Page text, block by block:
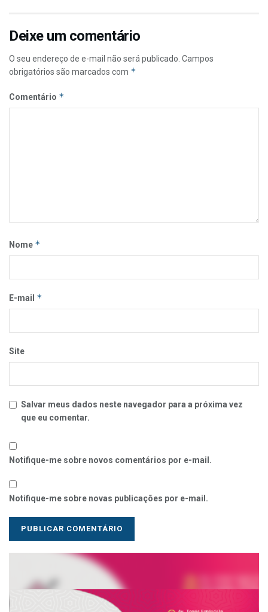
Deixe um comentário
O seu endereço de e-mail não será publicado. Campos
obrigatórios são marcados com *
Comentário *
Nome *
E-mail *
Site
Salvar meus dados neste navegador para a próxima vez
que eu comentar.
Notifique-me sobre novos comentários por e-mail.
Notifique-me sobre novas publicações por e-mail.